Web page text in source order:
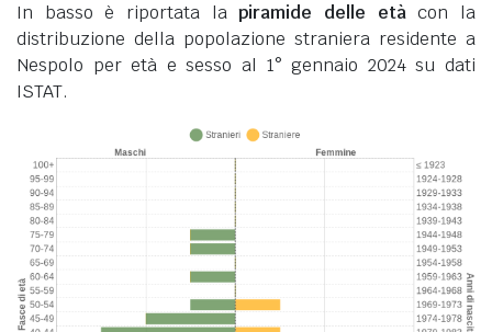
In basso è riportata lapiramide delle etàcon la
distribuzione della popolazione straniera residente a
Nespolo per età e sesso al 1° gennaio 2024 su dati
ISTAT.